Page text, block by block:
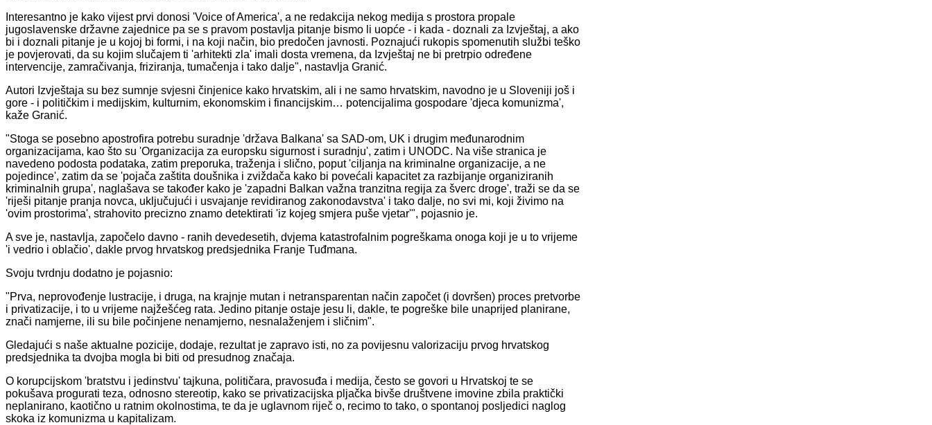
Interesantno je kako vijest prvi donosi 'Voice of America', a ne redakcija nekog medija s prostora propale
jugoslavenske državne zajednice pa se s pravom postavlja pitanje bismo li uopće - i kada - doznali za Izvještaj, a ako
bi i doznali pitanje je u kojoj bi formi, i na koji način, bio predočen javnosti. Poznajući rukopis spomenutih službi teško
je povjerovati, da su kojim slučajem ti 'arhitekti zla' imali dosta vremena, da Izvještaj ne bi pretrpio određene
intervencije, zamračivanja, friziranja, tumačenja i tako dalje", nastavlja Granić.
Autori Izvještaja su bez sumnje svjesni činjenice kako hrvatskim, ali i ne samo hrvatskim, navodno je u Sloveniji još i
gore - i političkim i medijskim, kulturnim, ekonomskim i financijskim… potencijalima gospodare 'djeca komunizma',
kaže Granić.
"Stoga se posebno apostrofira potrebu suradnje 'država Balkana' sa SAD-om, UK i drugim međunarodnim
organizacijama, kao što su 'Organizacija za europsku sigurnost i suradnju', zatim i UNODC. Na više stranica je
navedeno podosta podataka, zatim preporuka, traženja i slično, poput 'ciljanja na kriminalne organizacije, a ne
pojedince', zatim da se 'pojača zaštita doušnika i zviždača kako bi povećali kapacitet za razbijanje organiziranih
kriminalnih grupa', naglašava se također kako je 'zapadni Balkan važna tranzitna regija za šverc droge', traži se da se
'riješi pitanje pranja novca, uključujući i usvajanje revidiranog zakonodavstva' i tako dalje, no svi mi, koji živimo na
'ovim prostorima', strahovito precizno znamo detektirati 'iz kojeg smjera puše vjetar'", pojasnio je.
A sve je, nastavlja, započelo davno - ranih devedesetih, dvjema katastrofalnim pogreškama onoga koji je u to vrijeme
'i vedrio i oblačio', dakle prvog hrvatskog predsjednika Franje Tuđmana.
Svoju tvrdnju dodatno je pojasnio:
"Prva, neprovođenje lustracije, i druga, na krajnje mutan i netransparentan način započet (i dovršen) proces pretvorbe
i privatizacije, i to u vrijeme najžešćeg rata. Jedino pitanje ostaje jesu li, dakle, te pogreške bile unaprijed planirane,
znači namjerne, ili su bile počinjene nenamjerno, nesnalaženjem i sličnim".
Gledajući s naše aktualne pozicije, dodaje, rezultat je zapravo isti, no za povijesnu valorizaciju prvog hrvatskog
predsjednika ta dvojba mogla bi biti od presudnog značaja.
O korupcijskom 'bratstvu i jedinstvu' tajkuna, političara, pravosuđa i medija, često se govori u Hrvatskoj te se
pokušava progurati teza, odnosno stereotip, kako se privatizacijska pljačka bivše društvene imovine zbila praktički
neplanirano, kaotično u ratnim okolnostima, te da je uglavnom riječ o, recimo to tako, o spontanoj posljedici naglog
skoka iz komunizma u kapitalizam.